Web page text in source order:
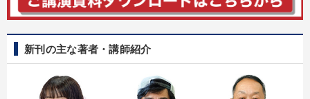
新刊の主な著者・講師紹介